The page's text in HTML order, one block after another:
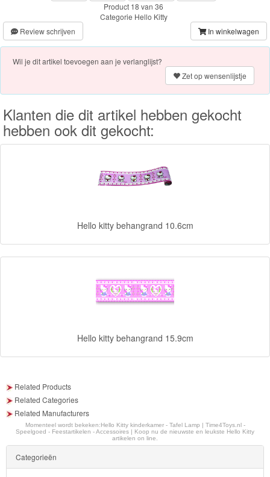
&
Minnie
Forever
Friends
Angry
Birds
Dora
Diego
Hello
Kitty
Kinderkamer
Product 18 van 36
Categorie Hello Kitty
Review schrijven
In winkelwagen
Wil je dit artikel toevoegen aan je verlanglijst?
Zet op wensenlijstje
Klanten die dit artikel hebben gekocht
hebben ook dit gekocht:
Hello kitty behangrand 10.6cm
Hello kitty behangrand 15.9cm
Related Products
Related Categories
Related Manufacturers
Momenteel wordt bekeken:Hello Kitty kinderkamer - Tafel Lamp | Time4Toys.nl -
Speelgoed - Feestartikelen - Accessoires | Koop nu de nieuwste en leukste Hello Kitty
artikelen on line.
Categorieën